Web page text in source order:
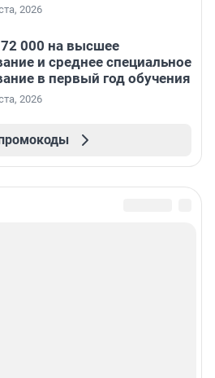
2026
000 на высшее
и среднее специальное
в первый год обучения
2026